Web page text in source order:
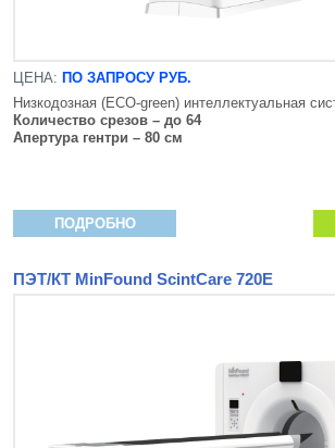
ЦЕНА: ПО ЗАПРОСУ РУБ.
Низкодозная (ECO-green) интеллектуальная
Количество срезов – до 64
Апертура гентри – 80 см
ПОДРОБНО
ПЭТ/КТ MinFound ScintCare 720E